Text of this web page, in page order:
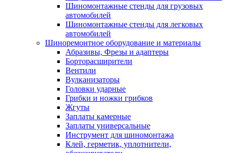
Шиномонтажные стенды для грузовых
автомобилей
Шиномонтажные стенды для легковых
автомобилей
Шиноремонтное оборудование и материалы
Абразивы, Фрезы и адаптеры
Борторасширители
Вентили
Вулканизаторы
Головки ударные
Грибки и ножки грибков
Жгуты
Заплаты камерные
Заплаты универсальные
Инструмент для шиномонтажа
Клей, герметик, уплотнители,